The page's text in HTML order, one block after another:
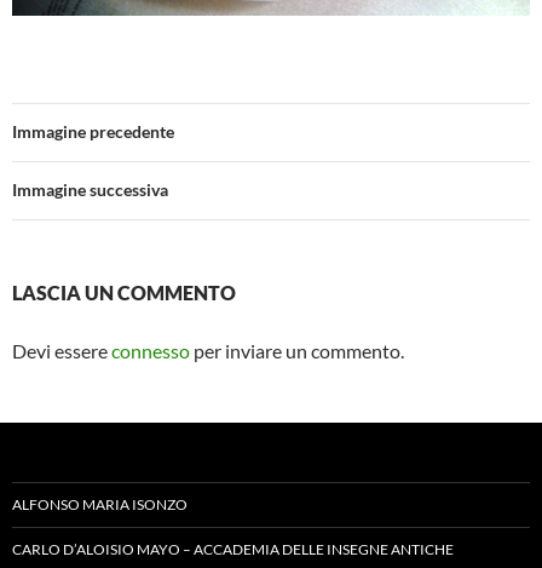
Immagine precedente
Immagine successiva
LASCIA UN COMMENTO
Devi essereconnesso per inviare un commento.
ALFONSO MARIA ISONZO
CARLO D’ALOISIO MAYO – ACCADEMIA DELLE INSEGNE ANTICHE